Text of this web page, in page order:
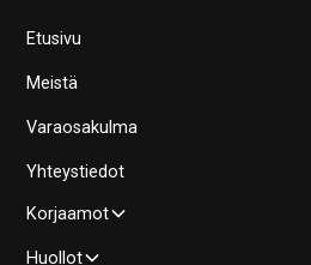
Etusivu
Meistä
Varaosakulma
Yhteystiedot
Korjaamot
Huollot